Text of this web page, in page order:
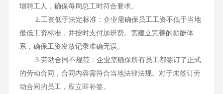
增聘工人，确保每周总工时符合要求。
2.工资低于法定标准：企业需确保员工工资不低于当地
最低工资标准，并按时支付加班费。需建立完善的薪酬体
系，确保工资发放记录准确无误。
3.劳动合同不规范：企业需确保所有员工都签订了正式
的劳动合同，合同内容需符合当地法律法规。对于未签订劳
动合同的员工，应立即补签。